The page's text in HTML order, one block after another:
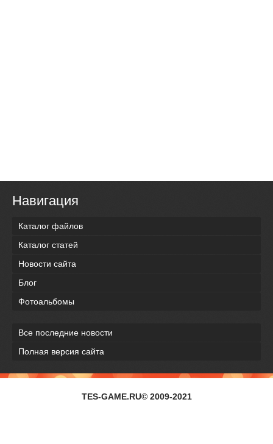
Навигация
Каталог файлов
Каталог статей
Новости сайта
Блог
Фотоальбомы
Все последние новости
Полная версия сайта
TES-GAME.RU© 2009-2021